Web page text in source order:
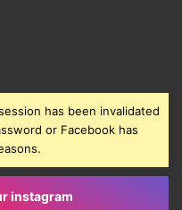
has been invalidated
or Facebook has
instagram